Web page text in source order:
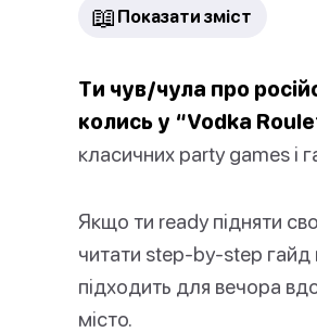
📖 Показати зміст
Ти чув/чула про
колись у “Vodka
класичних party games і
Якщо ти ready підняти
читати step-by-step гайд
підходить для вечора
місто.